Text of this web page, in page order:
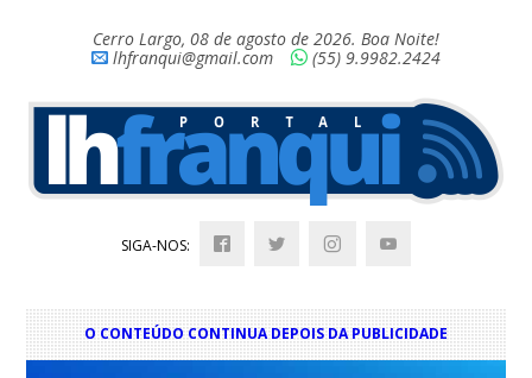
Cerro Largo, 08 de agosto de 2026. Boa Noite!
lhfranqui@gmail.com
(55) 9.9982.2424
SIGA-NOS:
O CONTEÚDO CONTINUA DEPOIS DA PUBLICIDADE